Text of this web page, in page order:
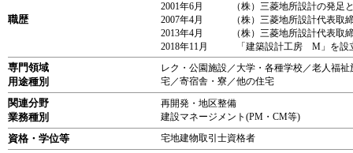
職歴
2001年6月 （株）三菱地所設計の発足と
2007年4月 （株）三菱地所設計代表取締
2013年4月 （株）三菱地所設計代表取
2018年11月 「建築設計工房 M」を設
専門領域
用途種別
レク・公園施設／大学・各種学校／老人福
宅／寄宿舎・寮／他の住宅
関連分野
業務種別
再開発・地区整備
建設マネージメント(PM・CM等)
資格・学位等 宅地建物取引士資格者